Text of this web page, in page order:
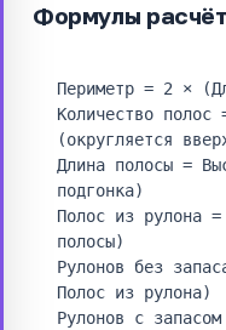
Формулы
Периметр = 2 ×
Количество
(округляется
Длина полосы =
подгонка)
Полос из рулона
полосы)
Рулонов без
Полос из рулона)
Рулонов с